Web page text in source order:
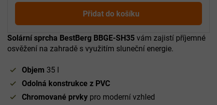
Přidat do košíku
Solární sprcha BestBerg BBGE-SH35 vám zajistí příjemné
osvěžení na zahradě s využitím sluneční energie.
Objem 35 l
Odolná konstrukce z PVC
Chromované prvky pro moderní vzhled